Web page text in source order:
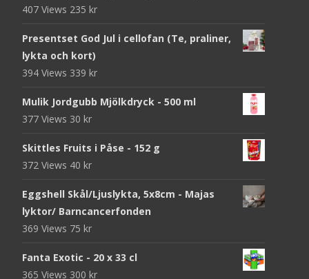
407 Views 235 kr
Presentset God Jul i cellofan (Te, praliner,
lykta och kort)
394 Views 339 kr
Mulik Jordgubb Mjölkdryck - 500 ml
377 Views 30 kr
Skittles Fruits i Påse - 152 g
372 Views 40 kr
Eggshell Skål/Ljuslykta, 5x8cm - Majas
lyktor/ Barncancerfonden
369 Views 75 kr
Fanta Exotic - 20 x 33 cl
365 Views 300 kr